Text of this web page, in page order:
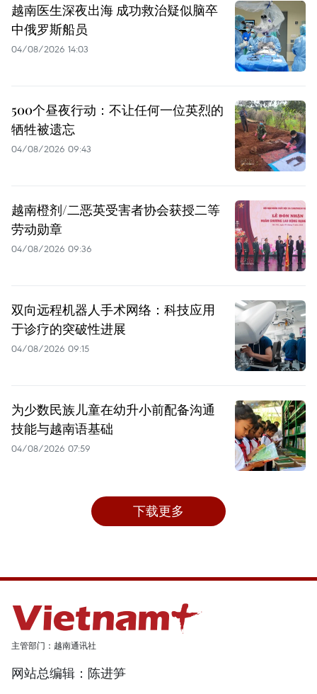
越南医生深夜出海 成功救治疑似脑卒
中俄罗斯船员
04/08/2026 14:03
500个昼夜行动：不让任何一位英烈的
牺牲被遗忘
04/08/2026 09:43
越南橙剂/二恶英受害者协会获授二等
劳动勋章
04/08/2026 09:36
双向远程机器人手术网络：科技应用
于诊疗的突破性进展
04/08/2026 09:15
为少数民族儿童在幼升小前配备沟通
技能与越南语基础
04/08/2026 07:59
下载更多
主管部门：越南通讯社
网站总编辑：陈进笋